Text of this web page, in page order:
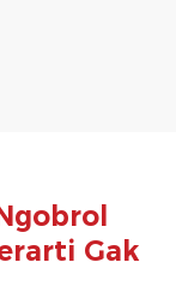
Gak